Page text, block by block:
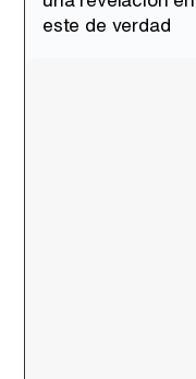
este de verdad